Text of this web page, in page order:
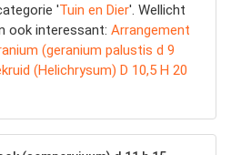
'Tuin en Dier'. Wellicht
ook interessant: Arrangement
(geranium palustis d 9
(Helichrysum) D 10,5 H 20